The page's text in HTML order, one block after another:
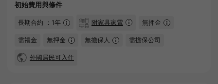
初始費用與條件
長期合約 ：1年 附家具家電 無押金
需禮金 無押金 無擔保人 需擔保公司
外國居民可入住